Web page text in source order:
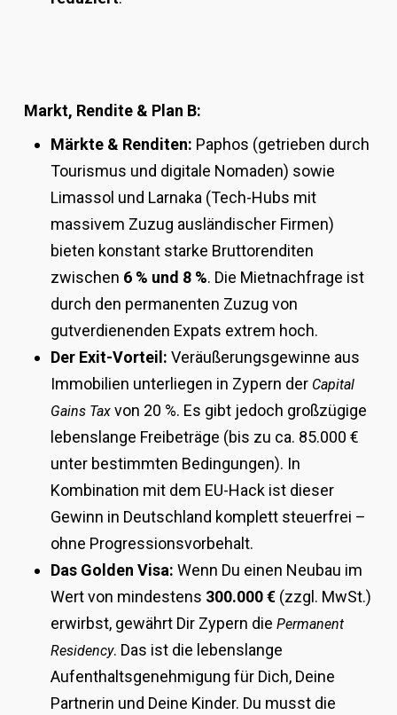
Markt, Rendite & Plan B:
Märkte & Renditen: Paphos (getrieben durch
Tourismus und digitale Nomaden) sowie
Limassol und Larnaka (Tech-Hubs mit
massivem Zuzug ausländischer Firmen)
bieten konstant starke Bruttorenditen
zwischen 6 % und 8 %. Die Mietnachfrage ist
durch den permanenten Zuzug von
gutverdienenden Expats extrem hoch.
Der Exit-Vorteil: Veräußerungsgewinne aus
Immobilien unterliegen in Zypern der Capital
Gains Taxvon 20 %. Es gibt jedoch großzügige
lebenslange Freibeträge (bis zu ca. 85.000 €
unter bestimmten Bedingungen). In
Kombination mit dem EU-Hack ist dieser
Gewinn in Deutschland komplett steuerfrei –
ohne Progressionsvorbehalt.
Das Golden Visa: Wenn Du einen Neubau im
Wert von mindestens 300.000 €(zzgl. MwSt.)
erwirbst, gewährt Dir Zypern die Permanent
Residency. Das ist die lebenslange
Aufenthaltsgenehmigung für Dich, Deine
Partnerin und Deine Kinder. Du musst die